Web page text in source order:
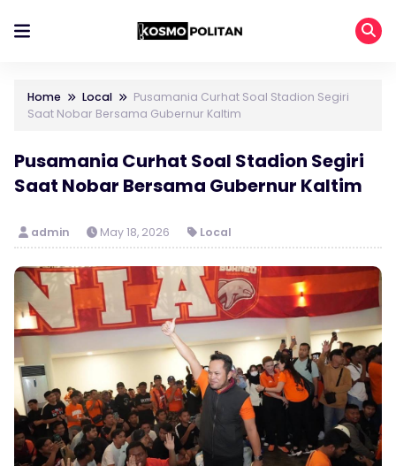
Home Local
Pusamania Curhat Soal Stadion Segiri
Saat Nobar Bersama Gubernur Kaltim
Pusamania Curhat Soal Stadion Segiri
Saat Nobar Bersama Gubernur Kaltim
admin May 18, 2026 Local